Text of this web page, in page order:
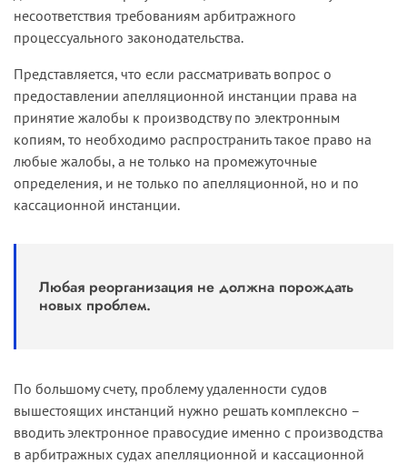
несоответствия требованиям арбитражного
процессуального законодательства.
Представляется, что если рассматривать вопрос о
предоставлении апелляционной инстанции права на
принятие жалобы к производству по электронным
копиям, то необходимо распространить такое право на
любые жалобы, а не только на промежуточные
определения, и не только по апелляционной, но и по
кассационной инстанции.
Любая реорганизация не должна порождать
новых проблем.
По большому счету, проблему удаленности судов
вышестоящих инстанций нужно решать комплексно –
вводить электронное правосудие именно с производства
в арбитражных судах апелляционной и кассационной